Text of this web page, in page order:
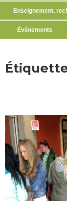
Enseignement,
Événements